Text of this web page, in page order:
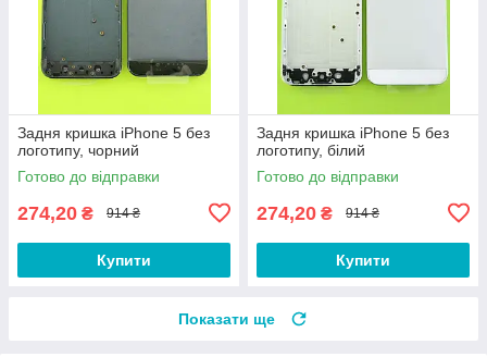
Задня кришка iPhone 5 без
логотипу, чорний
Готово до відправки
274,20 ₴ 914 ₴
Купити
Задня кришка iPhone 5 без
логотипу, білий
Готово до відправки
274,20 ₴ 914 ₴
Купити
Показати ще